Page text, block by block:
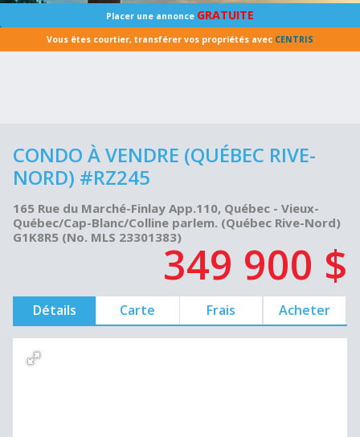
Placer une annonce GRATUITE
Vous êtes courtier, transférer vos propriétés avec CENTRIS
CONDO À VENDRE (QUÉBEC RIVE-
NORD) #RZ245
165 Rue du Marché-Finlay App.110, Québec - Vieux-
Québec/Cap-Blanc/Colline parlem. (Québec Rive-Nord)
G1K8R5 (No. MLS 23301383)349 900 $
Détails Carte Frais Acheter